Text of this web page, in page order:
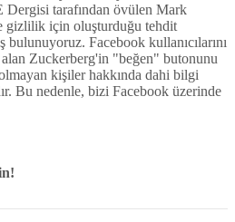
Dergisi tarafından övülen Mark
gizlilik için oluşturduğu tehdit
Facebook kullanıcılarını
Zuckerberg'in "beğen" butonunu
kişiler hakkında dahi bilgi
Bu nedenle, bizi Facebook üzerinde